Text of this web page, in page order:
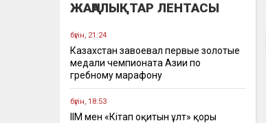
ЖАҢАЛЫҚТАР ЛЕНТАСЫ
бүгін, 21:24
Казахстан завоевал первые золотые
медали чемпионата Азии по
гребному марафону
бүгін, 18:53
ІІМ мен «Кітап оқитын ұлт» қоры